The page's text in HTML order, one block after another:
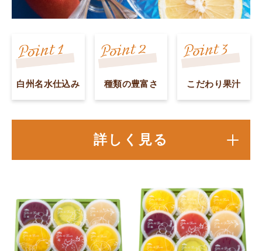
白州名水仕込み 種類の豊富さ こだわり果汁
詳しく見る